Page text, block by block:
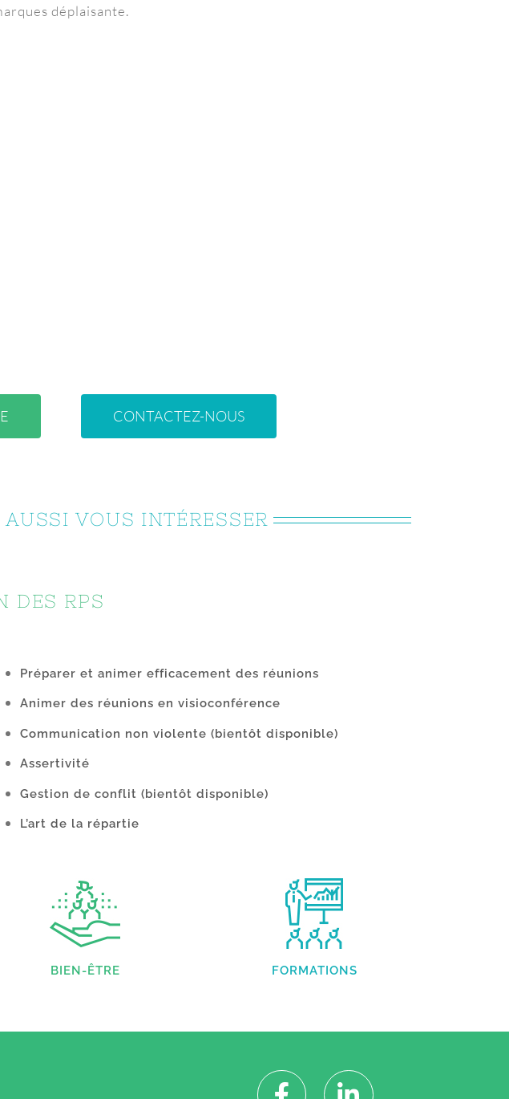
déplaisante.
CONTACTEZ-NOUS
VOUS INTÉRESSER
DES RPS
Préparer et animer efficacement des réunions
Animer des réunions en visioconférence
Communication non violente (bientôt disponible)
Assertivité
Gestion de conflit (bientôt disponible)
L’art de la répartie
BIEN-ÊTRE FORMATIONS